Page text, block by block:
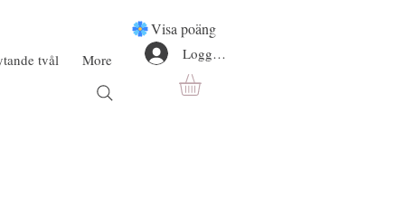
tvål More
Visa poäng
Logga in